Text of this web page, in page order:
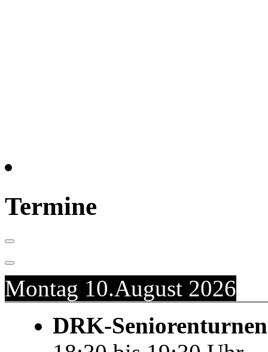
Termine
Montag 10.August 2026
DRK-Seniorenturnen